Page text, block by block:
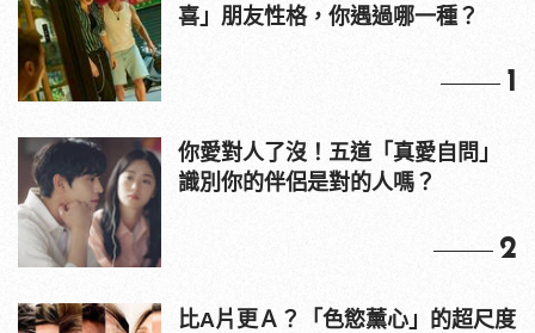
喜」朋友性格，你遇過哪一種？
1
你愛對人了沒！五道「真愛自問」
識別你的伴侶是對的人嗎？
2
比A片更Ａ？「色慾薰心」的超尺度